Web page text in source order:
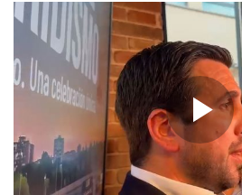
PAPARAZZI
OKDIARIO